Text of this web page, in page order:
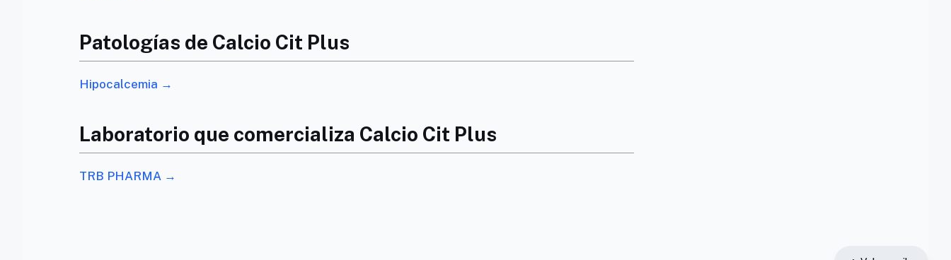
Patologías de Calcio Cit Plus
Hipocalcemia →
Laboratorio que comercializa Calcio Cit Plus
TRB PHARMA →